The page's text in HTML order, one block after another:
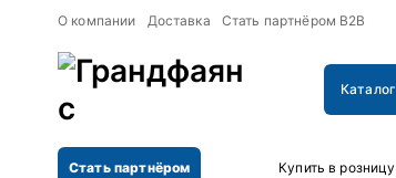
О компании Доставка Стать партнёром B2B
Каталог
Стать партнёром Купить в розницу